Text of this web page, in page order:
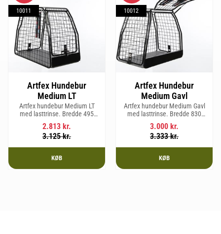
Artfex Hundebur
Medium LT
Artfex hundebur Medium LT
med lasttrinse. Bredde 495
mm, Højde 675 mm, Dybde 830
mm og vægt 17 kg.
2.813 kr.
3.125kr.
10011
KØB
Artfex Hundebur
Medium Gavl
Artfex hundebur Medium Gavl
med lasttrinse. Bredde 830
mm, Højde 675 mm, Dybde 495
mm og vægt 20,1 kg.
3.000 kr.
3.333kr.
10012
KØB